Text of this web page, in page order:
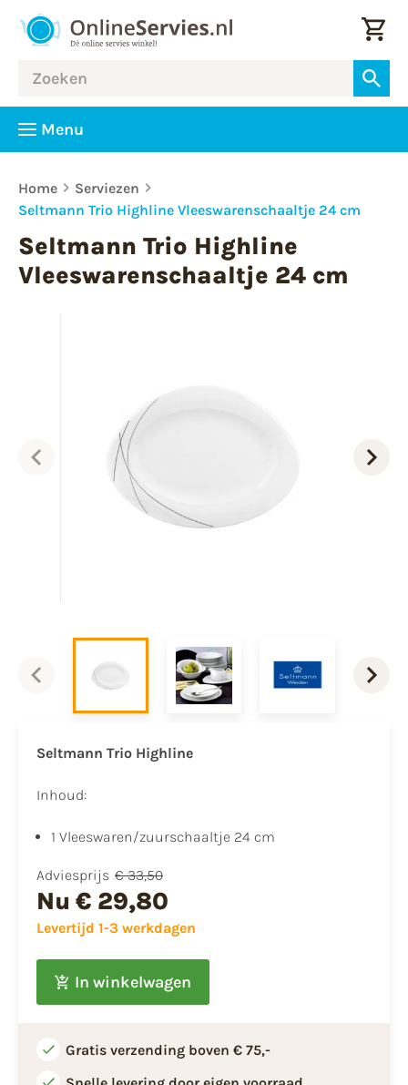
Menu
Home
Serviezen
Seltmann Trio Highline Vleeswarenschaaltje 24 cm
Seltmann Trio Highline
Vleeswarenschaaltje 24 cm
Seltmann Trio Highline
Inhoud:
1 Vleeswaren/zuurschaaltje 24 cm
Adviesprijs € 33,50
Nu € 29,80
Levertijd 1-3 werkdagen
In winkelwagen
Gratis verzending boven € 75,-